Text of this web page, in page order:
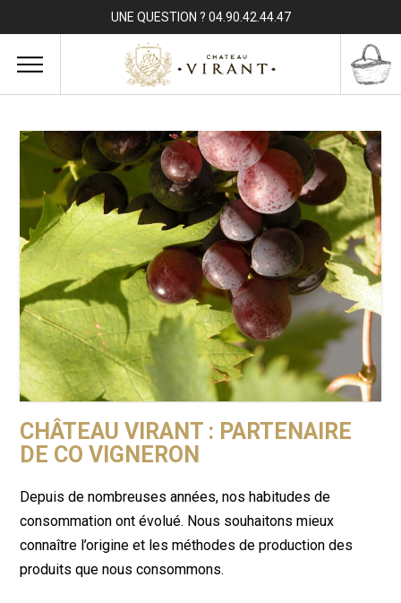
UNE QUESTION ? 04.90.42.44.47
CHÂTEAU VIRANT : PARTENAIRE
DE CO VIGNERON
Depuis de nombreuses années, nos habitudes de
consommation ont évolué. Nous souhaitons mieux
connaître l’origine et les méthodes de production des
produits que nous consommons.